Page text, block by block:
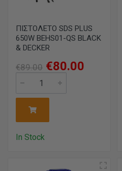
ΠΙΣΤΟΛΕΤΟ SDS PLUS
650W BEHS01-QS BLACK
& DECKER
€89.00 €80.00
In Stock